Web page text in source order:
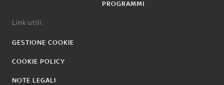
PROGRAMMI
Link utili:
GESTIONE COOKIE
COOKIE POLICY
NOTE LEGALI